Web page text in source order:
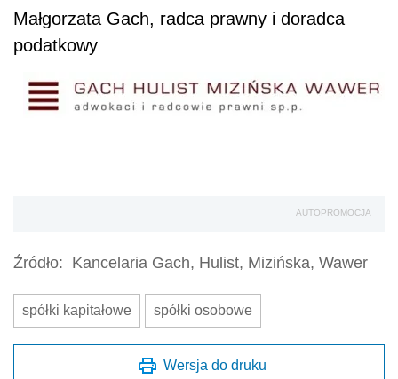
Małgorzata Gach, radca prawny i doradca
podatkowy
AUTOPROMOCJA
Źródło: Kancelaria Gach, Hulist, Mizińska, Wawer
spółki kapitałowe spółki osobowe
Wersja do druku